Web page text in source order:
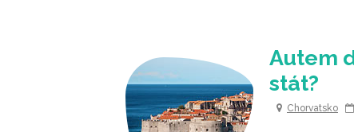
Autem
stát?
Chorvatsko